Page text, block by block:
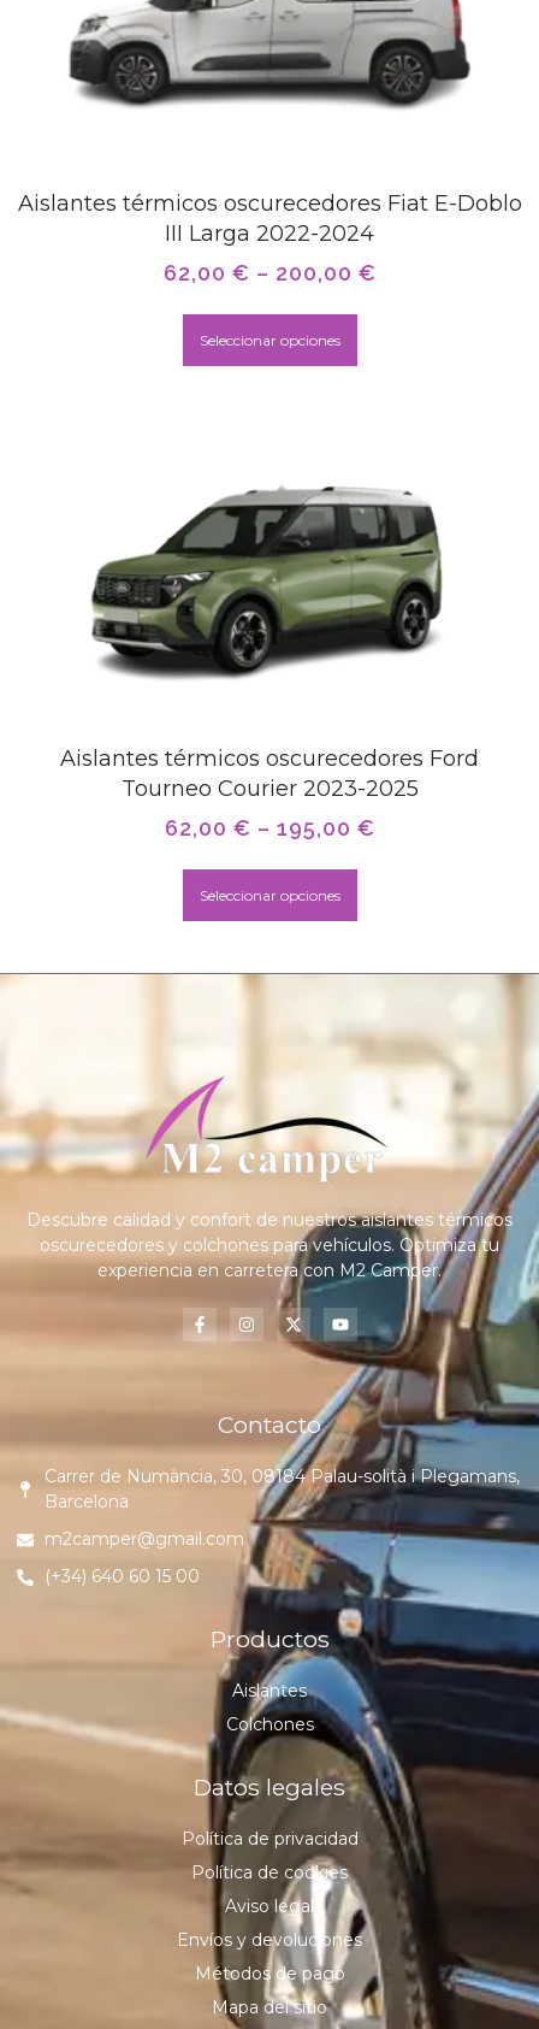
Aislantes térmicos oscurecedores Fiat E-Doblo
III Larga 2022-2024
62,00 € – 200,00 €
Seleccionar opciones
Aislantes térmicos oscurecedores Ford
Tourneo Courier 2023-2025
62,00 € – 195,00 €
Seleccionar opciones
Descubre calidad y confort de nuestros aislantes térmicos
oscurecedores y colchones para vehículos. Optimiza tu
experiencia en carretera con M2 Camper.
Contacto
Carrer de Numància, 30, 08184 Palau-solità i Plegamans,
Barcelona
m2camper@gmail.com
(+34) 640 60 15 00
Productos
Aislantes
Colchones
Datos legales
Política de privacidad
Política de cookies
Aviso legal
Envíos y devoluciones
Métodos de pago
Mapa del sitio